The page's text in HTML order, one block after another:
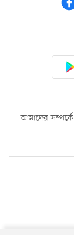
আমাদের সম্পর্কে